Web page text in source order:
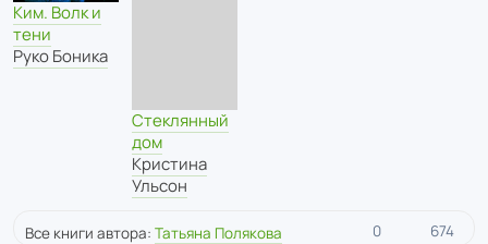
Ким. Волк и
тени
Руко Боника
Стеклянный
дом
Кристина
Ульсон
Все книги автора: Татьяна Полякова 0 674